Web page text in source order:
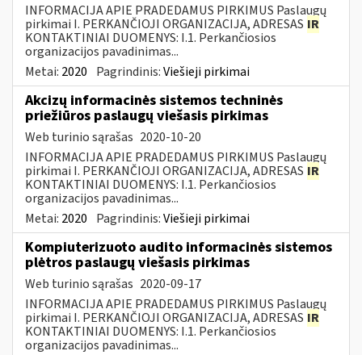
INFORMACIJA APIE PRADEDAMUS PIRKIMUS Paslaugų
pirkimai I. PERKANČIOJI ORGANIZACIJA, ADRESAS IR
KONTAKTINIAI DUOMENYS: I.1. Perkančiosios
organizacijos pavadinimas...
Metai: 2020 Pagrindinis:Viešieji pirkimai
Akcizų informacinės sistemos techninės
priežiūros paslaugų viešasis pirkimas
Web turinio sąrašas 2020-10-20
INFORMACIJA APIE PRADEDAMUS PIRKIMUS Paslaugų
pirkimai I. PERKANČIOJI ORGANIZACIJA, ADRESAS IR
KONTAKTINIAI DUOMENYS: I.1. Perkančiosios
organizacijos pavadinimas...
Metai: 2020 Pagrindinis:Viešieji pirkimai
Kompiuterizuoto audito informacinės sistemos
plėtros paslaugų viešasis pirkimas
Web turinio sąrašas 2020-09-17
INFORMACIJA APIE PRADEDAMUS PIRKIMUS Paslaugų
pirkimai I. PERKANČIOJI ORGANIZACIJA, ADRESAS IR
KONTAKTINIAI DUOMENYS: I.1. Perkančiosios
organizacijos pavadinimas...